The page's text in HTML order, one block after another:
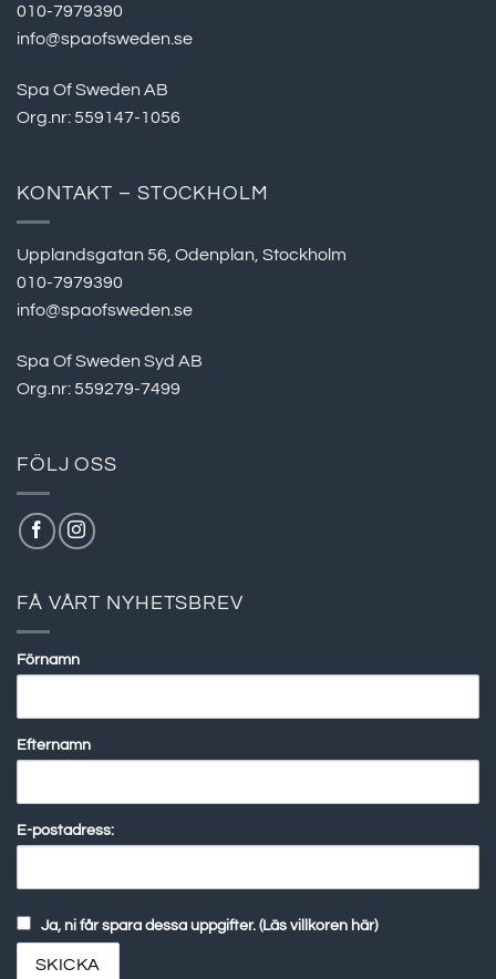
010-7979390
info@spaofsweden.se
Spa Of Sweden AB
Org.nr: 559147-1056
KONTAKT – STOCKHOLM
Upplandsgatan 56, Odenplan, Stockholm
010-7979390
info@spaofsweden.se
Spa Of Sweden Syd AB
Org.nr: 559279-7499
FÖLJ OSS
FÅ VÅRT NYHETSBREV
Förnamn
Efternamn
E-postadress:
Ja, ni får spara dessa uppgifter. (Läs villkoren här)